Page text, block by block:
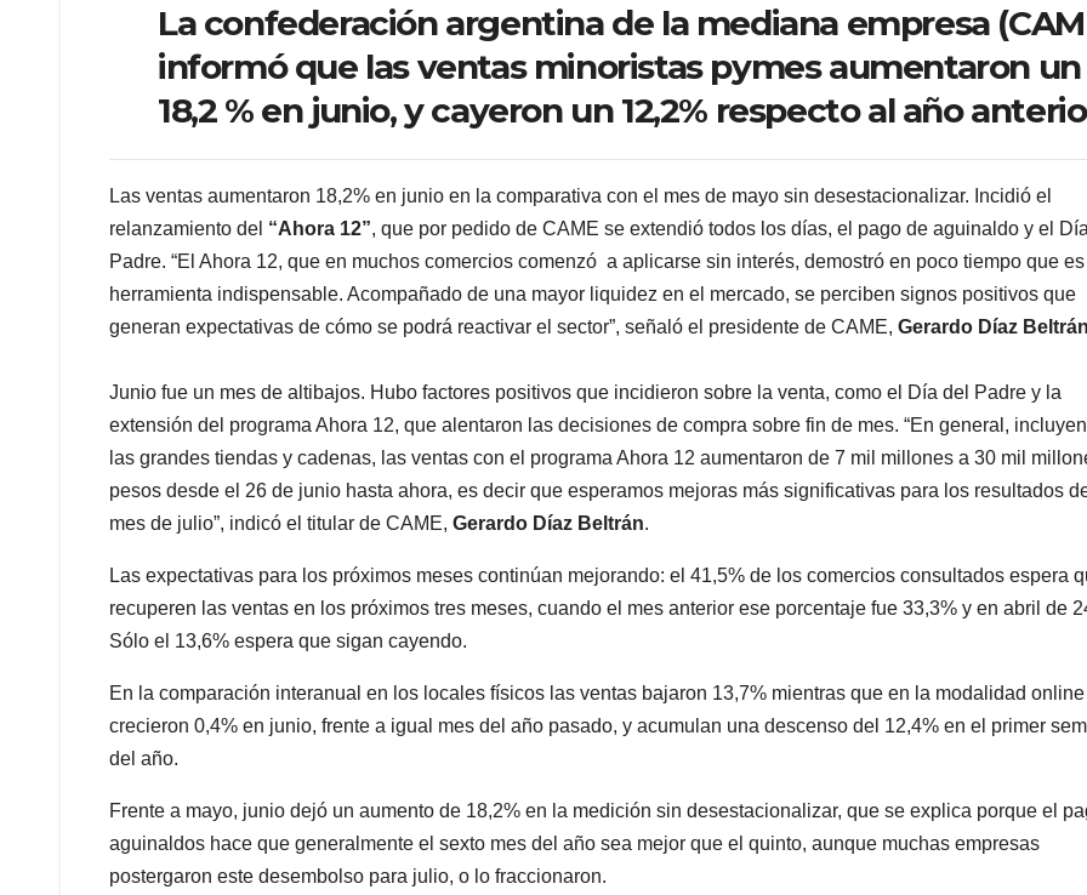
La confederación argentina de la mediana empresa
informó que las ventas minoristas pymes aumentaron un
18,2 % en junio, y cayeron un 12,2% respecto al año
Las ventas aumentaron 18,2% en junio en la comparativa con el mes de mayo sin desestacionalizar. Incidió el
relanzamiento del “Ahora 12”, que por pedido de CAME se extendió todos los días, el pago de aguinaldo y el
Padre. “El Ahora 12, que en muchos comercios comenzó a aplicarse sin interés, demostró en poco tiempo que
herramienta indispensable. Acompañado de una mayor liquidez en el mercado, se perciben signos positivos que
generan expectativas de cómo se podrá reactivar el sector”, señaló el presidente de CAME, Gerardo Díaz
Junio fue un mes de altibajos. Hubo factores positivos que incidieron sobre la venta, como el Día del Padre y la
extensión del programa Ahora 12, que alentaron las decisiones de compra sobre fin de mes. “En general,
las grandes tiendas y cadenas, las ventas con el programa Ahora 12 aumentaron de 7 mil millones a 30 mil
pesos desde el 26 de junio hasta ahora, es decir que esperamos mejoras más significativas para los resultados
mes de julio”, indicó el titular de CAME, Gerardo Díaz Beltrán.
Las expectativas para los próximos meses continúan mejorando: el 41,5% de los comercios consultados espera
recuperen las ventas en los próximos tres meses, cuando el mes anterior ese porcentaje fue 33,3% y en abril de
Sólo el 13,6% espera que sigan cayendo.
En la comparación interanual en los locales físicos las ventas bajaron 13,7% mientras que en la modalidad online
crecieron 0,4% en junio, frente a igual mes del año pasado, y acumulan una descenso del 12,4% en el primer
del año.
Frente a mayo, junio dejó un aumento de 18,2% en la medición sin desestacionalizar, que se explica porque el
aguinaldos hace que generalmente el sexto mes del año sea mejor que el quinto, aunque muchas empresas
postergaron este desembolso para julio, o lo fraccionaron.